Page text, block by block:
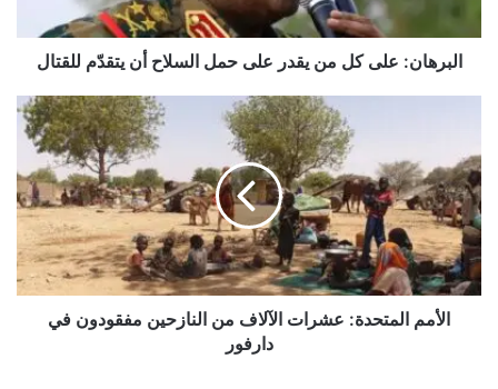
أن
يتقدّمالبرهان: على كل من یقدر على حمل السلاح أن يتقدّم للقتال
عشرات
الآلاف
من
النازحين
مفقودون
في
دارفور
الأمم المتحدة: عشرات الآلاف من النازحين مفقودون في
دارفور